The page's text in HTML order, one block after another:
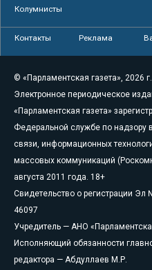
Колумнисты
Контакты Реклама
© «Парламентская газета», 2026 г.
Электронное периодическое
«Парламентская газета»
Федеральной службе по надзору
связи, информационных
массовых коммуникаций
августа 2011 года. 18+
Свидетельство о регистрации
46097
Учредитель — АНО
Исполняющий обязанности
редактора — Абдуллаев М.Р.